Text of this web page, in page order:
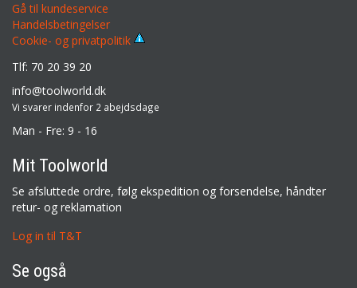
Gå til kundeservice
Handelsbetingelser
Cookie- og privatpolitik
Tlf: 70 20 39 20
info@toolworld.dk
Vi svarer indenfor 2 abejdsdage
Man - Fre: 9 - 16
Mit Toolworld
Se afsluttede ordre, følg ekspedition og forsendelse, håndter
retur- og reklamation
Log in til T&T
Se også